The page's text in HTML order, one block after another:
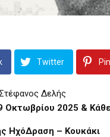
Twitter
Δελής
Οκτωβρίου 2025 &
ΗχόΔραση – Κουκάκι